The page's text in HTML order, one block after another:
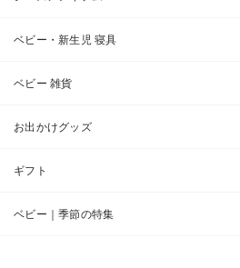
ベビー・新生児 寝具
ベビー 雑貨
お出かけグッズ
ギフト
ベビー｜季節の特集